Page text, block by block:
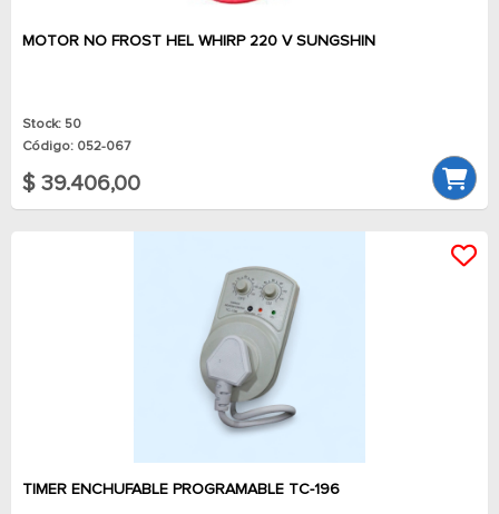
MOTOR NO FROST HEL WHIRP 220 V SUNGSHIN
Stock: 50
Código: 052-067
$ 39.406,00
TIMER ENCHUFABLE PROGRAMABLE TC-196